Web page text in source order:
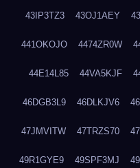
43IP3TZ3 43OJ1AEY
441OKOJO 4474ZR0W
44E14L85 44VA5KJF
46DGB3L9 46DLKJV6
47JMVITW 47TRZS70
49R1GYE9 49SPF3MJ